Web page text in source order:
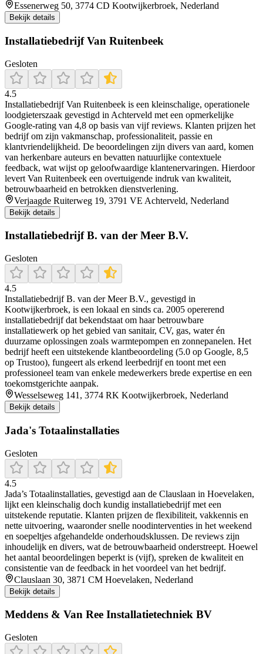
Essenerweg 50, 3774 CD Kootwijkerbroek, Nederland
Bekijk details
Installatiebedrijf Van Ruitenbeek
Gesloten
4.5
Installatiebedrijf Van Ruitenbeek is een kleinschalige, operationele
loodgieterszaak gevestigd in Achterveld met een opmerkelijke
Google‑rating van 4,8 op basis van vijf reviews. Klanten prijzen het
bedrijf om zijn vakmanschap, professionaliteit, passie en
klantvriendelijkheid. De beoordelingen zijn divers van aard, komen
van herkenbare auteurs en bevatten natuurlijke contextuele
feedback, wat wijst op geloofwaardige klantenervaringen. Hierdoor
levert Van Ruitenbeek een overtuigende indruk van kwaliteit,
betrouwbaarheid en betrokken dienstverlening.
Verjaagde Ruiterweg 19, 3791 VE Achterveld, Nederland
Bekijk details
Installatiebedrijf B. van der Meer B.V.
Gesloten
4.5
Installatiebedrijf B. van der Meer B.V., gevestigd in
Kootwijkerbroek, is een lokaal en sinds ca. 2005 opererend
installatiebedrijf dat bekendstaat om haar betrouwbare
installatiewerk op het gebied van sanitair, CV, gas, water én
duurzame oplossingen zoals warmtepompen en zonnepanelen. Het
bedrijf heeft een uitstekende klantbeoordeling (5.0 op Google, 8,5
op Trustoo), fungeert als erkend leerbedrijf en toont met een
professioneel team van enkele medewerkers brede expertise en een
toekomstgerichte aanpak.
Wesselseweg 141, 3774 RK Kootwijkerbroek, Nederland
Bekijk details
Jada's Totaalinstallaties
Gesloten
4.5
Jada’s Totaalinstallaties, gevestigd aan de Clauslaan in Hoevelaken,
lijkt een kleinschalig doch kundig installatiebedrijf met een
uitstekende reputatie. Klanten prijzen de flexibiliteit, vakkennis en
nette uitvoering, waaronder snelle noodinterventies in het weekend
en soepeltjes afgehandelde onderhoudsklussen. De reviews zijn
inhoudelijk en divers, wat de betrouwbaarheid onderstreept. Hoewel
het aantal beoordelingen beperkt is (vijf), spreken de kwaliteit en
consistentie van de feedback in het voordeel van het bedrijf.
Clauslaan 30, 3871 CM Hoevelaken, Nederland
Bekijk details
Meddens & Van Ree Installatietechniek BV
Gesloten